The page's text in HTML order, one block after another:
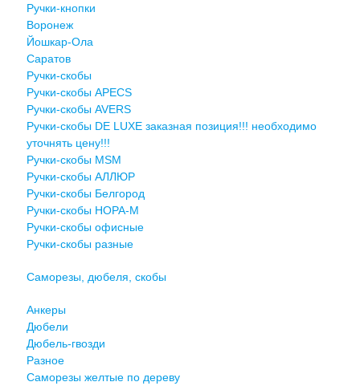
Ручки-кнопки
Воронеж
Йошкар-Ола
Саратов
Ручки-скобы
Ручки-скобы APECS
Ручки-скобы AVERS
Ручки-скобы DE LUXE заказная позиция!!! необходимо
уточнять цену!!!
Ручки-скобы MSM
Ручки-скобы АЛЛЮР
Ручки-скобы Белгород
Ручки-скобы НОРА-М
Ручки-скобы офисные
Ручки-скобы разные
Саморезы, дюбеля, скобы
Анкеры
Дюбели
Дюбель-гвозди
Разное
Саморезы желтые по дереву